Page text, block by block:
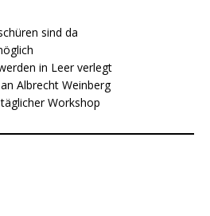
n
sind da
in Leer verlegt
Albrecht Weinberg
Workshop